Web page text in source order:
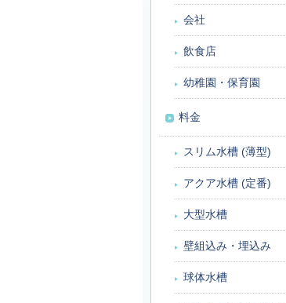
会社
飲食店
幼稚園・保育園
料金
スリム水槽 (薄型)
アクア水槽 (定番)
大型水槽
壁組込み・埋込み
球体水槽